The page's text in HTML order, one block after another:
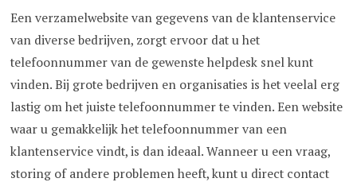
Een verzamelwebsite van gegevens van de klantenservice
van diverse bedrijven, zorgt ervoor dat u het
telefoonnummer van de gewenste helpdesk snel kunt
vinden. Bij grote bedrijven en organisaties is het veelal erg
lastig om het juiste telefoonnummer te vinden. Een website
waar u gemakkelijk het telefoonnummer van een
klantenservice vindt, is dan ideaal. Wanneer u een vraag,
storing of andere problemen heeft, kunt u direct contact